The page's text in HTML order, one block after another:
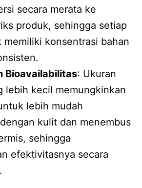
secara merata ke
produk, sehingga setiap
konsentrasi bahan
Bioavailabilitas: Ukuran
lebih kecil memungkinkan
lebih mudah
kulit dan menembus
sehingga
efektivitasnya secara